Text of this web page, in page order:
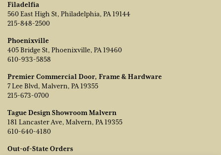
Filadelfia
560 East High St, Philadelphia, PA 19144
215-848-2500
Phoenixville
405 Bridge St, Phoenixville, PA 19460
610-933-5858
Premier Commercial Door, Frame & Hardware
7 Lee Blvd, Malvern, PA 19355
215-673-0700
Tague Design Showroom Malvern
181 Lancaster Ave, Malvern, PA 19355
610-640-4180
Out-of-State Orders